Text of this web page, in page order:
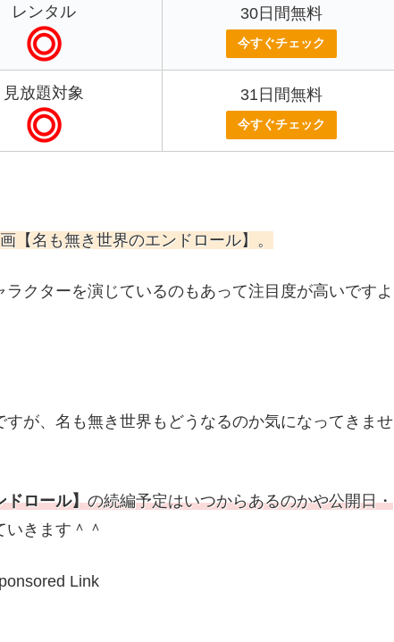
レンタル 30日間無料
今すぐチェック
見放題対象 31日間無料
今すぐチェック
【名も無き世界のエンドロール】。
クターを演じているのもあって注目度が高いですよ
すが、名も無き世界もどうなるのか気になってきませ
ドロール】の続編予定はいつからあるのかや公開日・
いきます＾＾
Link